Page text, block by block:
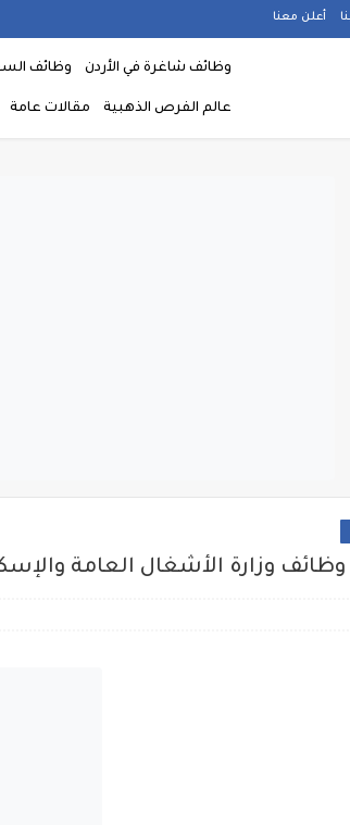
أعلن معنا
وظائف شاغرة في الأردن وظائف
عالم الفرص الذهبية مقالات عامة
وزارة الأشغال العامة